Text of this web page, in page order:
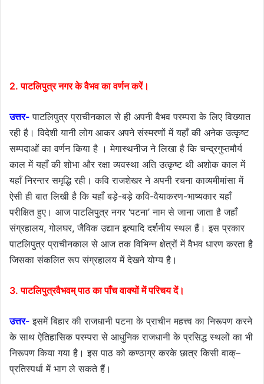
2. पाटलिपुत्र नगर के वैभव का वर्णन करें।
उत्तर- पाटलिपुत्र प्राचीनकाल से ही अपनी वैभव परम्परा के लिए विख्यात
रही है। विदेशी यानी लोग आकर अपने संस्मरणों में यहाँ की अनेक उत्कृष्ट
सम्पदाओं का वर्णन किया है । मेगास्थनीज ने लिखा है कि चन्द्रगुप्तमौर्य
काल में यहाँ की शोभा और रक्षा व्यवस्था अति उत्कृष्ट थी अशोक काल में
यहाँ निरन्तर समृद्धि रही। कवि राजशेखर ने अपनी रचना काव्यमीमांसा में
ऐसी ही बात लिखी है कि यहाँ बड़े-बड़े कवि-वैयाकरण-भाष्यकार यहाँ
परीक्षित हुए। आज पाटलिपुत्र नगर ‘पटना’ नाम से जाना जाता है जहाँ
संग्रहालय, गोलघर, जैविक उद्यान इत्यादि दर्शनीय स्थल हैं। इस प्रकार
पाटलिपुत्र प्राचीनकाल से आज तक विभिन्न क्षेत्रों में वैभव धारण करता है
जिसका संकलित रूप संग्रहालय में देखने योग्य है।
3. पाटलिपुत्रवैभवम् पाठ का पाँच वाक्यों में परिचय दें।
उत्तर- इसमें बिहार की राजधानी पटना के प्राचीन महत्त्व का निरूपण करने
के साथ ऐतिहासिक परम्परा से आधुनिक राजधानी के प्रसिद्ध स्थलों का भी
निरूपण किया गया है। इस पाठ को कण्ठाग्र करके छात्र किसी वाक्–
प्रतिस्पर्धा में भाग ले सकते हैं।